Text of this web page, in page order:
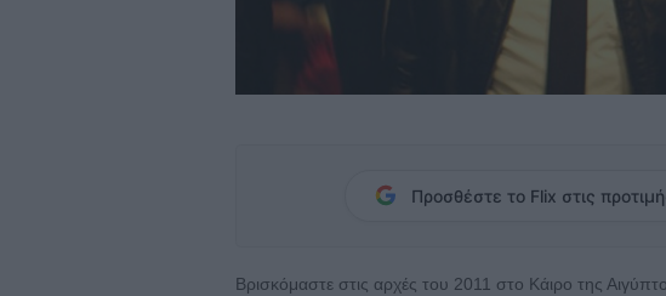
Προσθέστε το Flix στις
Βρισκόμαστε στις αρχές του 2011 στο Κάιρο της